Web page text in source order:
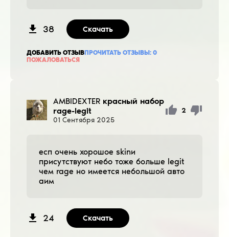
38 Скачать
ДОБАВИТЬ ОТЗЫВПРОЧИТАТЬ ОТЗЫВЫ: 0
ПОЖАЛОВАТЬСЯ
AMBIDEXTER красный набор
rage-legit
01 Сентября 2025
2
есп очень хорошое skinи
присутствуют небо тоже больше legit
чем rage но имеется небольшой авто
аим
24 Скачать